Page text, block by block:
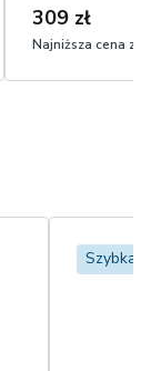
309 zł
Najniższa cena z
Szybka